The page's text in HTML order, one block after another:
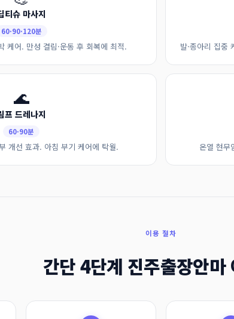
티슈 마사지
60·90·120분
케어. 만성 결림·운동 후 회복에 최적. 발·종아리 집중
🌊
프 드레나지
60·90분
개선 효과. 아침 부기 케어에 탁월. 온열 현무
이용 절차
간단 4단계 진주출장안마